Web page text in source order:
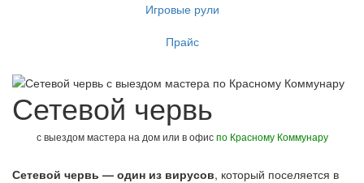
Игровые рули
Прайс
Сетевой червь
с выездом мастера на дом или в офиспо Красному Коммунару
Сетевой червь — один из вирусов, который поселяется в